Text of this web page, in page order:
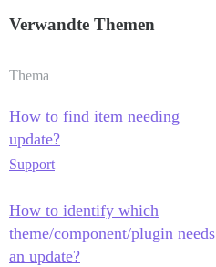
Verwandte Themen
Thema
How to find item needing
update?
Support
How to identify which
theme/component/plugin needs
an update?